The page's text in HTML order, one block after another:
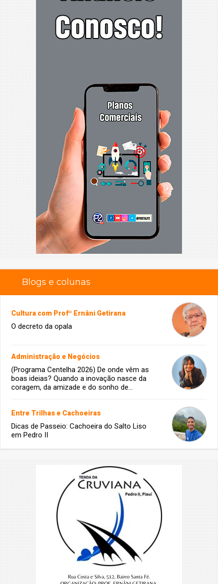
Blogs e colunas
Cultura com Profº Ernâni Getirana
O decreto da opala
Administração e Negócios
(Programa Centelha 2026) De onde vêm as
boas ideias? Quando a inovação nasce da
coragem, da amizade e do sonho de
Entre Trilhas e Cachoeiras
Dicas de Passeio: Cachoeira do Salto Liso
em Pedro II